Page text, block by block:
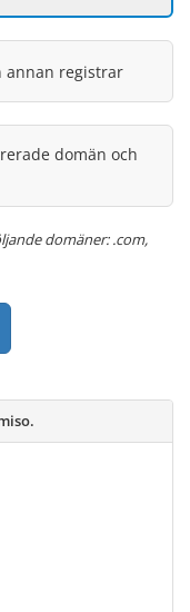
annan registrar
domän och
domäner: .com,